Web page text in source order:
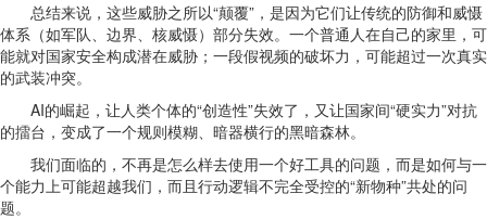
总结来说，这些威胁之所以“颠覆”，是因为它们让传统的防御和威慑
体系（如军队、边界、核威慑）部分失效。一个普通人在自己的家里，可
能就对国家安全构成潜在威胁；一段假视频的破坏力，可能超过一次真实
的武装冲突。
AI的崛起，让人类个体的“创造性”失效了，又让国家间“硬实力”对抗
的擂台，变成了一个规则模糊、暗器横行的黑暗森林。
我们面临的，不再是怎么样去使用一个好工具的问题，而是如何与一
个能力上可能超越我们，而且行动逻辑不完全受控的“新物种”共处的问
题。